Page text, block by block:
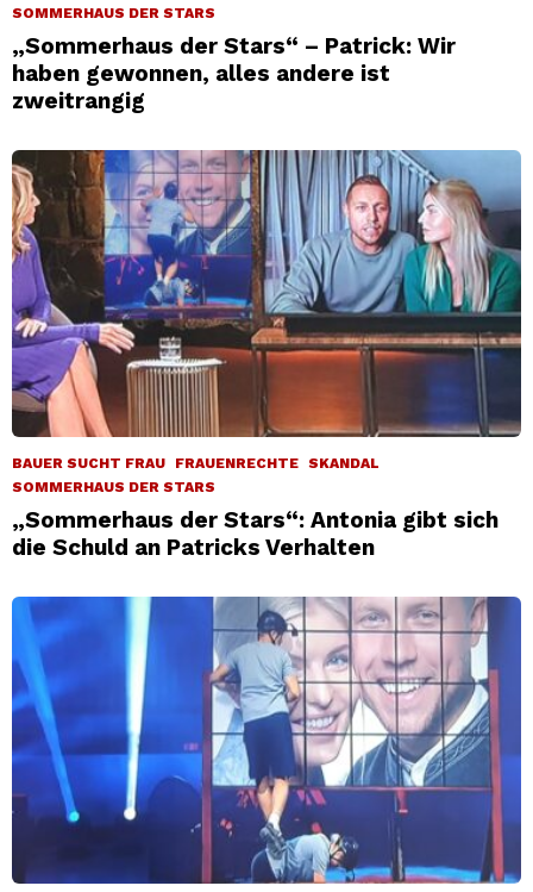
SOMMERHAUS DER STARS
„Sommerhaus der Stars“ – Patrick: Wir
haben gewonnen, alles andere ist
zweitrangig
BAUER SUCHT FRAU FRAUENRECHTE SKANDAL
SOMMERHAUS DER STARS
„Sommerhaus der Stars“: Antonia gibt sich
die Schuld an Patricks Verhalten